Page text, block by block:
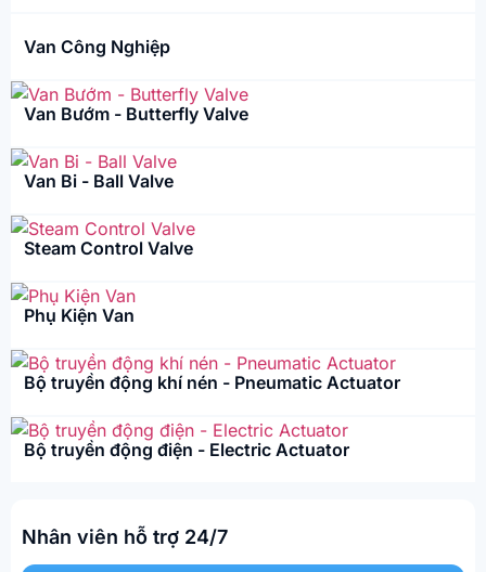
Van Công Nghiệp
Van Bướm - Butterfly Valve
Van Bi - Ball Valve
Steam Control Valve
Phụ Kiện Van
Bộ truyền động khí nén - Pneumatic Actuator
Bộ truyền động điện - Electric Actuator
Nhân viên hỗ trợ 24/7